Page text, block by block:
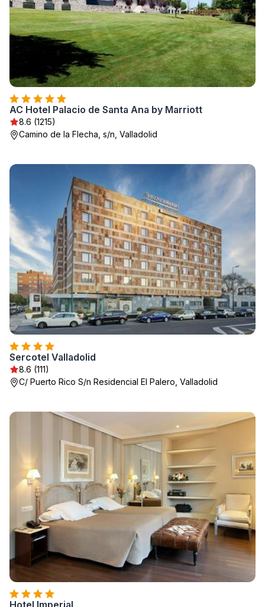
AC Hotel Palacio de Santa Ana by Marriott
8.6 (1215)
Camino de la Flecha, s/n, Valladolid
Sercotel Valladolid
8.6 (111)
C/ Puerto Rico S/n Residencial El Palero, Valladolid
Hotel Imperial